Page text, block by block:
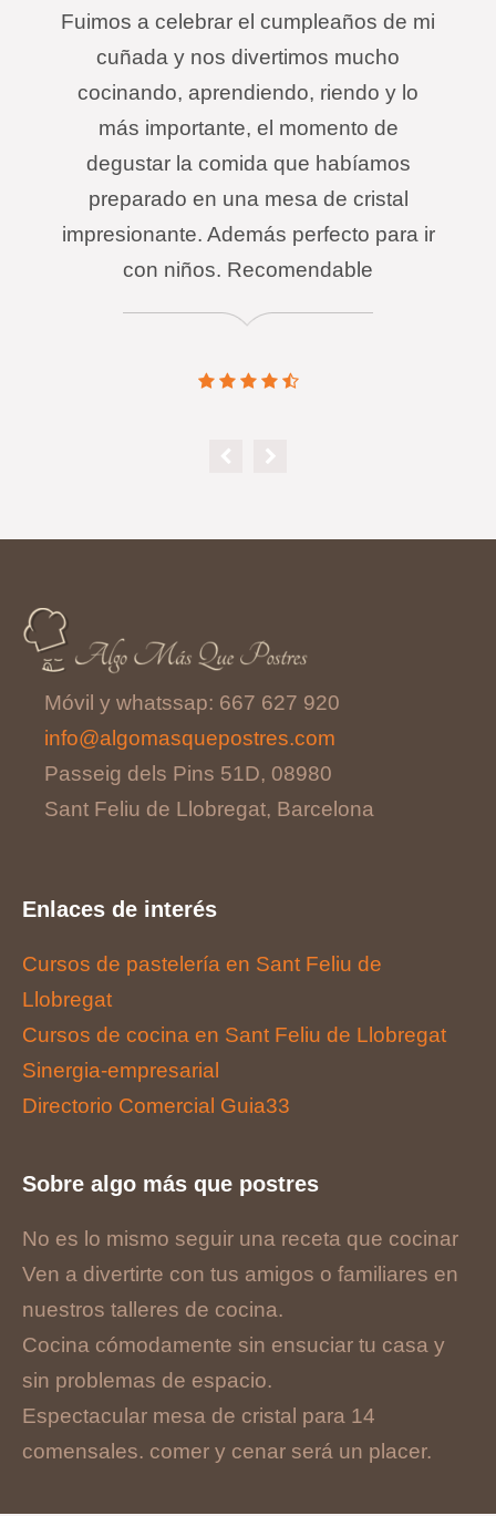
Fuimos a celebrar el cumpleaños de mi
cuñada y nos divertimos mucho
cocinando, aprendiendo, riendo y lo
más importante, el momento de
degustar la comida que habíamos
preparado en una mesa de cristal
impresionante. Además perfecto para ir
con niños. Recomendable
Móvil y whatssap: 667 627 920
info@algomasquepostres.com
Passeig dels Pins 51D, 08980
Sant Feliu de Llobregat, Barcelona
Enlaces de interés
Cursos de pastelería en Sant Feliu de
Llobregat
Cursos de cocina en Sant Feliu de Llobregat
Sinergia-empresarial
Directorio Comercial Guia33
Sobre algo más que postres
No es lo mismo seguir una receta que cocinar
Ven a divertirte con tus amigos o familiares en
nuestros talleres de cocina.
Cocina cómodamente sin ensuciar tu casa y
sin problemas de espacio.
Espectacular mesa de cristal para 14
comensales. comer y cenar será un placer.